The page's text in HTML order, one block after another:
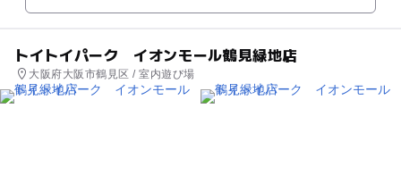
トイトイパーク イオンモール鶴見緑地店
大阪府大阪市鶴見区 / 室内遊び場